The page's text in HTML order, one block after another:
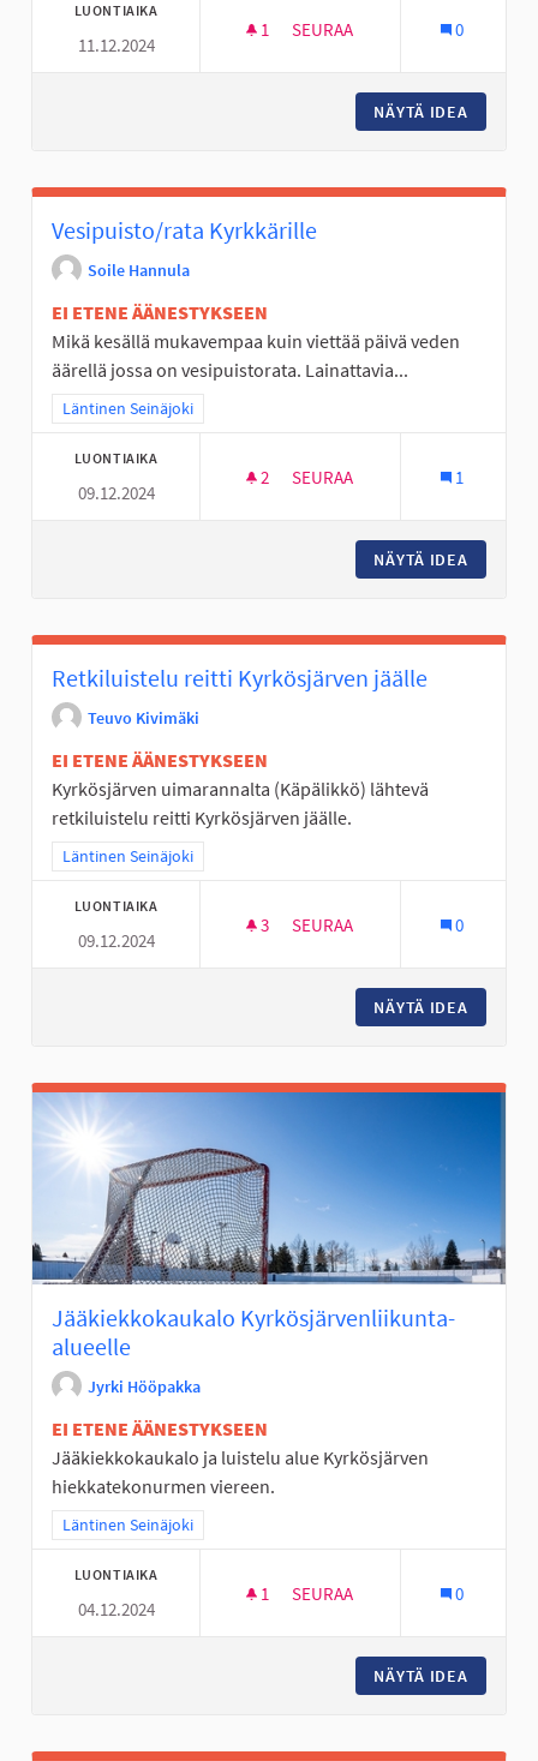
LUONTIAIKA
11.12.2024
1 1 SEURAAJA
SEURAA 0
NÄYTÄ IDEA
Vesipuisto/rata Kyrkkärille
Soile Hannula
EI ETENE ÄÄNESTYKSEEN
Mikä kesällä mukavempaa kuin viettää päivä veden
äärellä jossa on vesipuistorata. Lainattavia...
Rajaa tulokset teeman mukaan: Läntinen Seinäjoki
Läntinen Seinäjoki
LUONTIAIKA
09.12.2024
2 2 SEURAAJAA
SEURAA 1
NÄYTÄ IDEA
Retkiluistelu reitti Kyrkösjärven jäälle
Teuvo Kivimäki
EI ETENE ÄÄNESTYKSEEN
Kyrkösjärven uimarannalta (Käpälikkö) lähtevä
retkiluistelu reitti Kyrkösjärven jäälle.
Rajaa tulokset teeman mukaan: Läntinen Seinäjoki
Läntinen Seinäjoki
LUONTIAIKA
09.12.2024
3 3 SEURAAJAA
SEURAA 0
NÄYTÄ IDEA
Jääkiekkokaukalo Kyrkösjärvenliikunta-
alueelle
Jyrki Hööpakka
EI ETENE ÄÄNESTYKSEEN
Jääkiekkokaukalo ja luistelu alue Kyrkösjärven
hiekkatekonurmen viereen.
Rajaa tulokset teeman mukaan: Läntinen Seinäjoki
Läntinen Seinäjoki
LUONTIAIKA
04.12.2024
1 1 SEURAAJA
SEURAA 0
NÄYTÄ IDEA